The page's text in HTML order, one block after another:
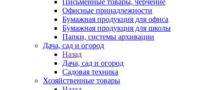
Письменные товары, черчение
Офисные принадлежности
Бумажная продукция для офиса
Бумажная продукция для школы
Папки, системы архивации
Дача, сад и огород
Назад
Дача, сад и огород
Садовая техника
Хозяйственные товары